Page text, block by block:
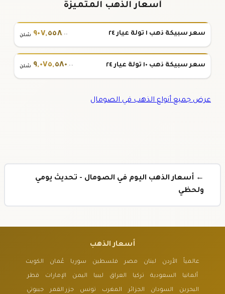
أسعار الذهب المتميزة
سعر سبيكة ذهب ١ تولة عيار ٢٤ ٩٠٧,٥٥٨.٠٠ شلن
سعر سبيكة ذهب ١٠ تولة عيار ٢٤ ٩,٠٧٥,٥٨٠.٠٠ شلن
عرض جميع أنواع الذهب في الصومال
← أسعار الذهب اليوم في الصومال - تحديث يومي
ولحظي
أسعار الذهب
عالمياً الأردن لبنان مصر فلسطين سوريا عُمان الكويت
ألمانيا السعودية تركيا العراق ليبيا اليمن الإمارات قطر
البحرين السودان الجزائر المغرب تونس جزر القمر جيبوتي